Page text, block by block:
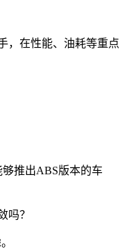
，在性能、油耗等重点
推出ABS版本的车
吗？